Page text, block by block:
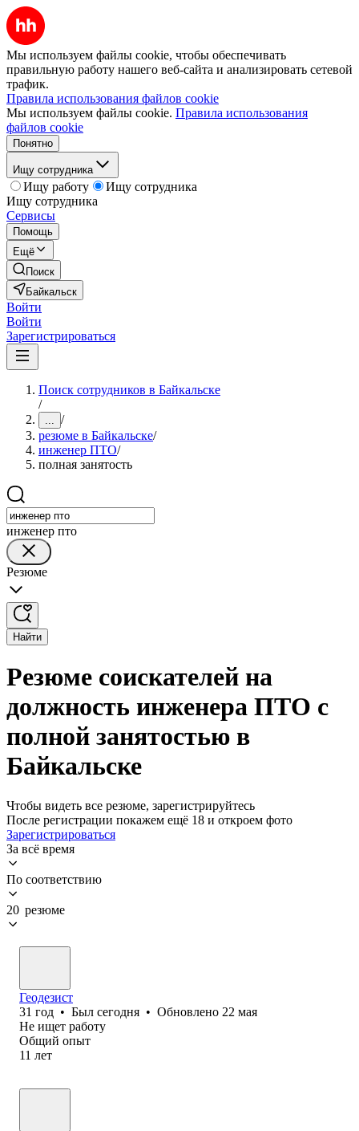
Мы используем файлы cookie, чтобы обеспечивать
правильную работу нашего веб-сайта и анализировать сетевой
трафик.
Правила использования файлов cookie
Мы используем файлы cookie. Правила использования
файлов cookie
Понятно
Ищу сотрудника
Ищу работу
Ищу сотрудника
Ищу сотрудника
Сервисы
Помощь
Ещё
Поиск
Байкальск
Войти
Войти
Зарегистрироваться
Поиск сотрудников в Байкальске
/
... /
резюме в Байкальске/
инженер ПТО/
полная занятость
инженер пто
Резюме
Найти
Резюме соискателей на
должность инженера ПТО с
полной занятостью в
Байкальске
Чтобы видеть все резюме, зарегистрируйтесь
После регистрации покажем ещё 18 и откроем фото
Зарегистрироваться
За всё время
По соответствию
20 резюме
Геодезист
31 год • Был сегодня • Обновлено 22 мая
Не ищет работу
Общий опыт
11 лет